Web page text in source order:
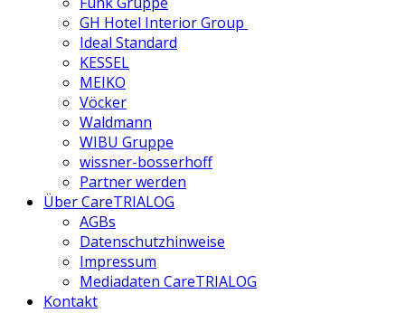
GH Hotel Interior Group
Ideal Standard
KESSEL
MEIKO
Vöcker
Waldmann
WIBU Gruppe
wissner-bosserhoff
Partner werden
Über CareTRIALOG
AGBs
Datenschutzhinweise
Impressum
Mediadaten CareTRIALOG
Kontakt